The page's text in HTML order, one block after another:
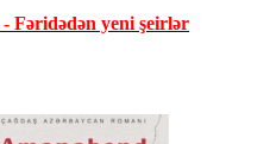
- Fəridədən yeni şeirlər